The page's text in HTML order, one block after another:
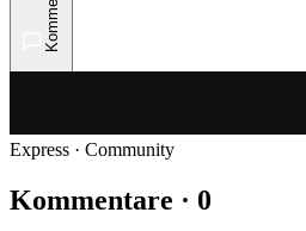
Express · Community
Kommentare · 0